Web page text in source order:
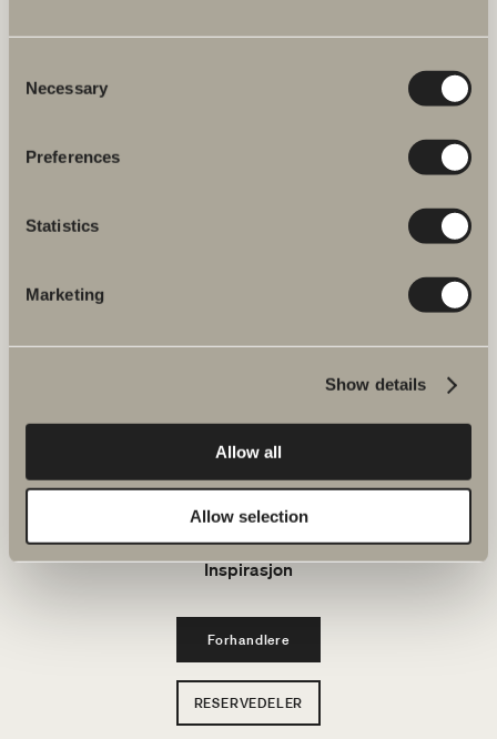
Selection
Necessary
Preferences
Statistics
Marketing
Show details
Allow all
Allow selection
E-post: kundeservice@svedbergs.no
Tegneverktøy
Bærekraft
Inspirasjon
Forhandlere
RESERVEDELER